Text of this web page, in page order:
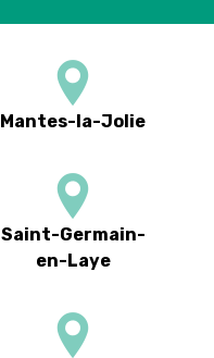
Mantes-la-Jolie
Saint-Germain-
en-Laye